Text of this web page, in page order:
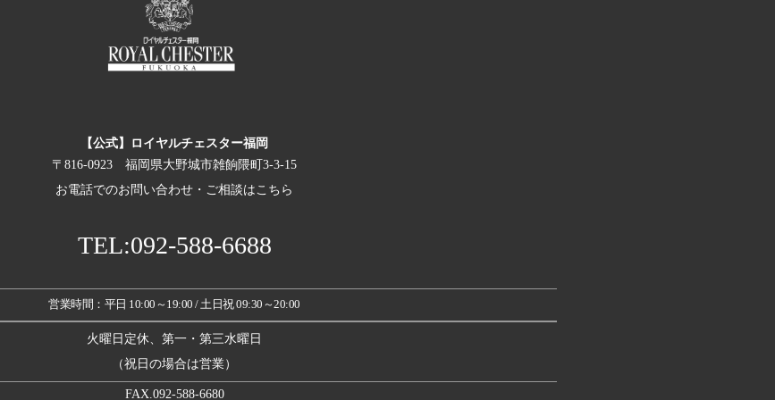
【公式】ロイヤルチェスター福岡
〒816-0923 福岡県大野城市雑餉隈町3-3-15
お電話でのお問い合わせ・ご相談はこちら
TEL:092-588-6688
営業時間：平日 10:00～19:00 / 土日祝 09:30～20:00
火曜日定休、第一・第三水曜日
（祝日の場合は営業）
FAX.092-588-6680